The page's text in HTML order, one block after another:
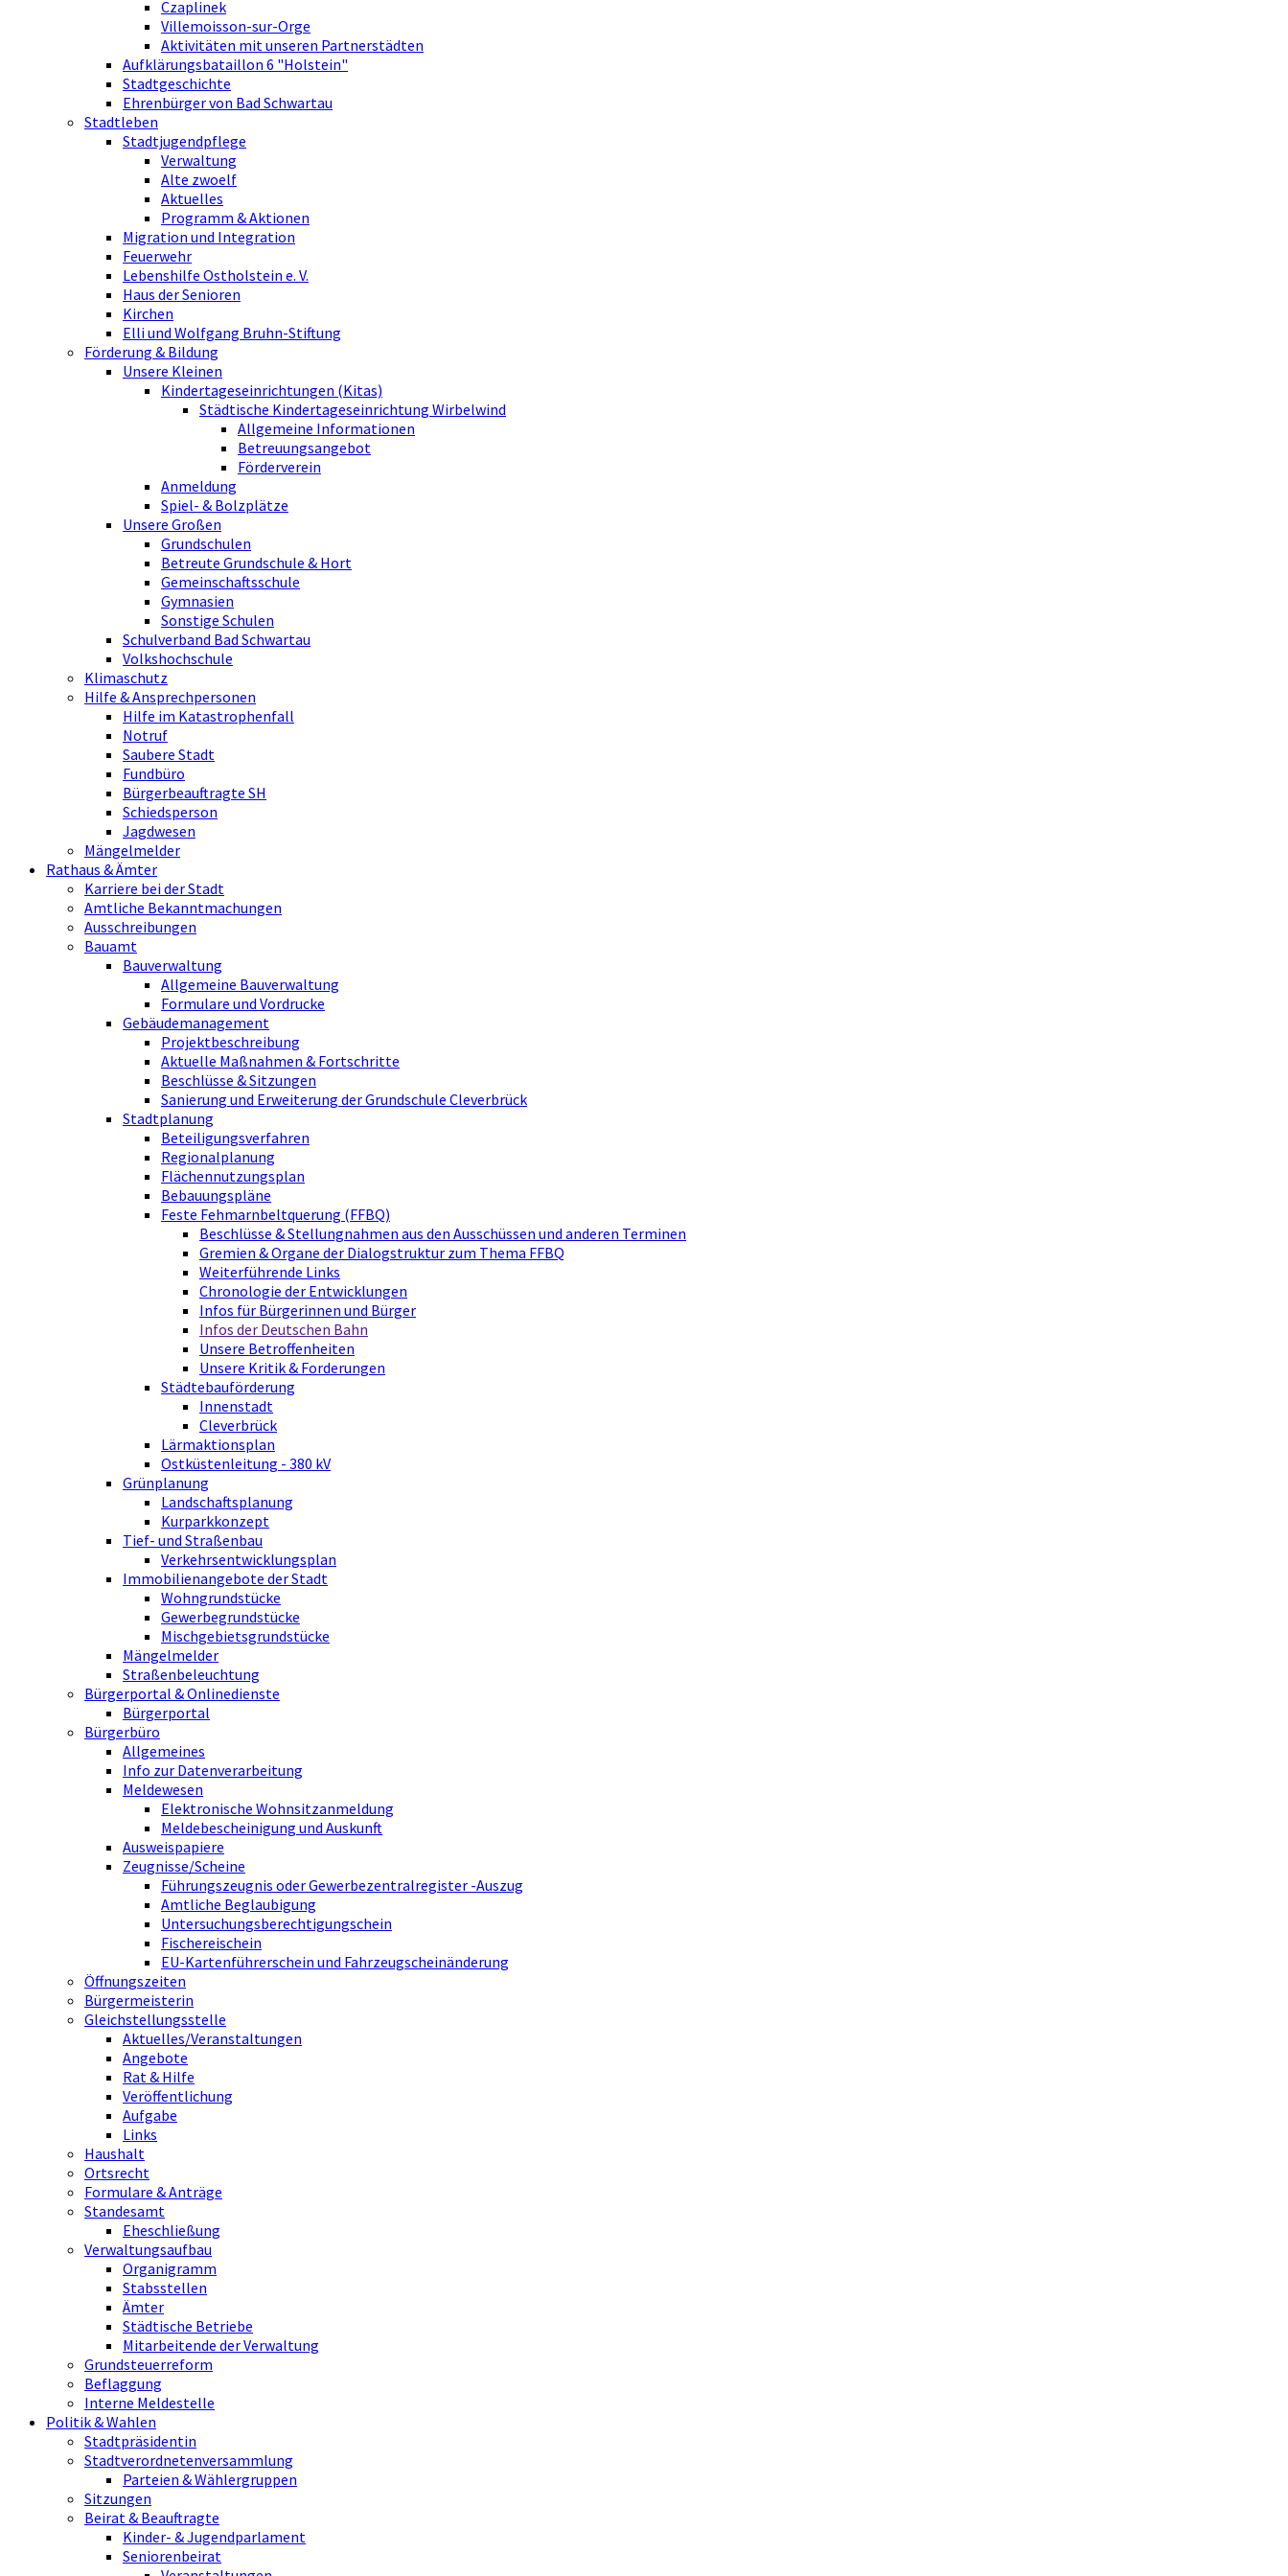
Czaplinek
Villemoisson-sur-Orge
Aktivitäten mit unseren Partnerstädten
Aufklärungsbataillon 6 "Holstein"
Stadtgeschichte
Ehrenbürger von Bad Schwartau
Stadtleben
Stadtjugendpflege
Verwaltung
Alte zwoelf
Aktuelles
Programm & Aktionen
Migration und Integration
Feuerwehr
Lebenshilfe Ostholstein e. V.
Haus der Senioren
Kirchen
Elli und Wolfgang Bruhn-Stiftung
Förderung & Bildung
Unsere Kleinen
Kindertageseinrichtungen (Kitas)
Städtische Kindertageseinrichtung Wirbelwind
Allgemeine Informationen
Betreuungsangebot
Förderverein
Anmeldung
Spiel- & Bolzplätze
Unsere Großen
Grundschulen
Betreute Grundschule & Hort
Gemeinschaftsschule
Gymnasien
Sonstige Schulen
Schulverband Bad Schwartau
Volkshochschule
Klimaschutz
Hilfe & Ansprechpersonen
Hilfe im Katastrophenfall
Notruf
Saubere Stadt
Fundbüro
Bürgerbeauftragte SH
Schiedsperson
Jagdwesen
Mängelmelder
Rathaus & Ämter
Karriere bei der Stadt
Amtliche Bekanntmachungen
Ausschreibungen
Bauamt
Bauverwaltung
Allgemeine Bauverwaltung
Formulare und Vordrucke
Gebäudemanagement
Projektbeschreibung
Aktuelle Maßnahmen & Fortschritte
Beschlüsse & Sitzungen
Sanierung und Erweiterung der Grundschule Cleverbrück
Stadtplanung
Beteiligungsverfahren
Regionalplanung
Flächennutzungsplan
Bebauungspläne
Feste Fehmarnbeltquerung (FFBQ)
Beschlüsse & Stellungnahmen aus den Ausschüssen und anderen Terminen
Gremien & Organe der Dialogstruktur zum Thema FFBQ
Weiterführende Links
Chronologie der Entwicklungen
Infos für Bürgerinnen und Bürger
Infos der Deutschen Bahn
Unsere Betroffenheiten
Unsere Kritik & Forderungen
Städtebauförderung
Innenstadt
Cleverbrück
Lärmaktionsplan
Ostküstenleitung - 380 kV
Grünplanung
Landschaftsplanung
Kurparkkonzept
Tief- und Straßenbau
Verkehrsentwicklungsplan
Immobilienangebote der Stadt
Wohngrundstücke
Gewerbegrundstücke
Mischgebietsgrundstücke
Mängelmelder
Straßenbeleuchtung
Bürgerportal & Onlinedienste
Bürgerportal
Bürgerbüro
Allgemeines
Info zur Datenverarbeitung
Meldewesen
Elektronische Wohnsitzanmeldung
Meldebescheinigung und Auskunft
Ausweispapiere
Zeugnisse/Scheine
Führungszeugnis oder Gewerbezentralregister -Auszug
Amtliche Beglaubigung
Untersuchungsberechtigungschein
Fischereischein
EU-Kartenführerschein und Fahrzeugscheinänderung
Öffnungszeiten
Bürgermeisterin
Gleichstellungsstelle
Aktuelles/Veranstaltungen
Angebote
Rat & Hilfe
Veröffentlichung
Aufgabe
Links
Haushalt
Ortsrecht
Formulare & Anträge
Standesamt
Eheschließung
Verwaltungsaufbau
Organigramm
Stabsstellen
Ämter
Städtische Betriebe
Mitarbeitende der Verwaltung
Grundsteuerreform
Beflaggung
Interne Meldestelle
Politik & Wahlen
Stadtpräsidentin
Stadtverordnetenversammlung
Parteien & Wählergruppen
Sitzungen
Beirat & Beauftragte
Kinder- & Jugendparlament
Seniorenbeirat